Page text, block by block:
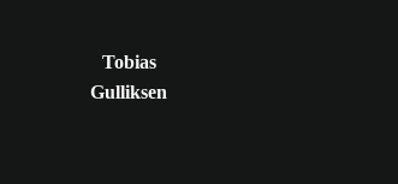
Tobias
Gulliksen